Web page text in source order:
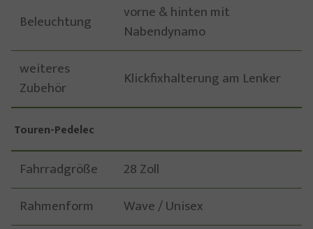
Beleuchtung
vorne & hinten mit
Nabendynamo
weiteres
Zubehör
Klickfixhalterung am Lenker
Touren-Pedelec
Fahrradgröße
28 Zoll
Rahmenform
Wave / Unisex